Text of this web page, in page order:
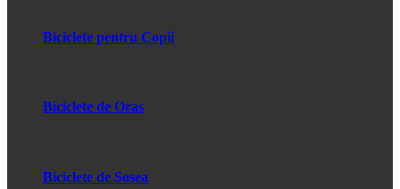
Biciclete pentru Copii
Biciclete de Oras
Biciclete de Sosea